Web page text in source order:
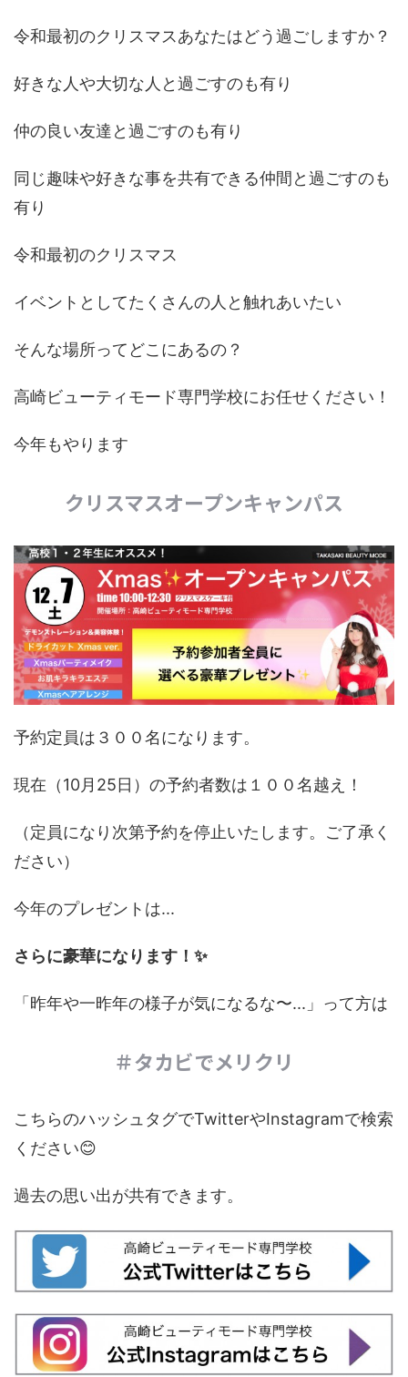
令和最初のクリスマスあなたはどう過ごしますか？
好きな人や大切な人と過ごすのも有り
仲の良い友達と過ごすのも有り
同じ趣味や好きな事を共有できる仲間と過ごすのも
有り
令和最初のクリスマス
イベントとしてたくさんの人と触れあいたい
そんな場所ってどこにあるの？
高崎ビューティモード専門学校にお任せください！
今年もやります
クリスマスオープンキャンパス
予約定員は３００名になります。
現在（10月25日）の予約者数は１００名越え！
（定員になり次第予約を停止いたします。ご了承く
ださい）
今年のプレゼントは...
さらに豪華になります！✨
「昨年や一昨年の様子が気になるな〜...」って方は
＃タカビでメリクリ
こちらのハッシュタグでTwitterやInstagramで検索
ください😊
過去の思い出が共有できます。